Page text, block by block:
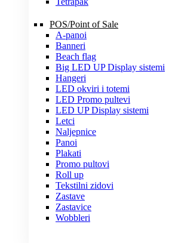
POS/Point of Sale
A-panoi
Banneri
Beach flag
Big LED UP Display sistemi
Hangeri
LED okviri i totemi
LED Promo pultevi
LED UP Display sistemi
Letci
Naljepnice
Panoi
Plakati
Promo pultovi
Roll up
Tekstilni zidovi
Zastave
Zastavice
Wobbleri